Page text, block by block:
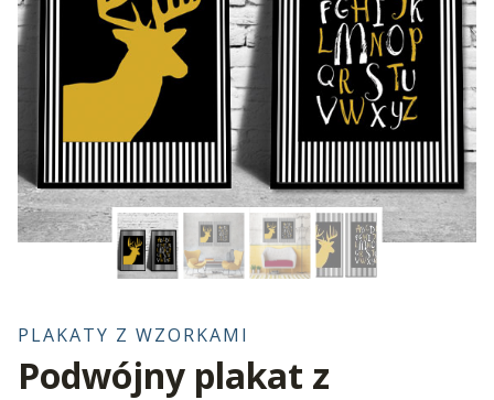
PLAKATY Z WZORKAMI
Podwójny plakat z